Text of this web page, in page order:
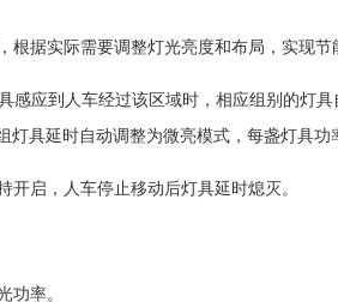
据实际需要调整灯光亮度和布局，实现节
感应到人车经过该区域时，相应组别的灯具
具延时自动调整为微亮模式，每盏灯具功
启，人车停止移动后灯具延时熄灭。
功率。